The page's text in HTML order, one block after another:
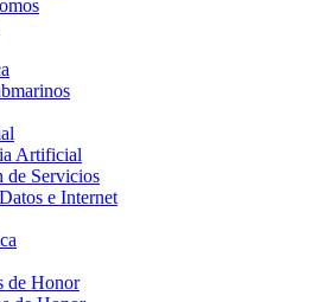
Artificial
de Servicios
e Internet
de Honor